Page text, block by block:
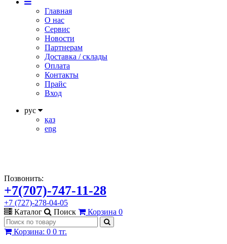
Главная
О нас
Сервис
Новости
Партнерам
Доставка / склады
Оплата
Контакты
Прайс
Вход
рус
қаз
eng
Позвонить:
+7(707)-747-11-28
+7 (727)-278-04-05
Каталог
Поиск Корзина 0
Корзина: 0 0 тг.